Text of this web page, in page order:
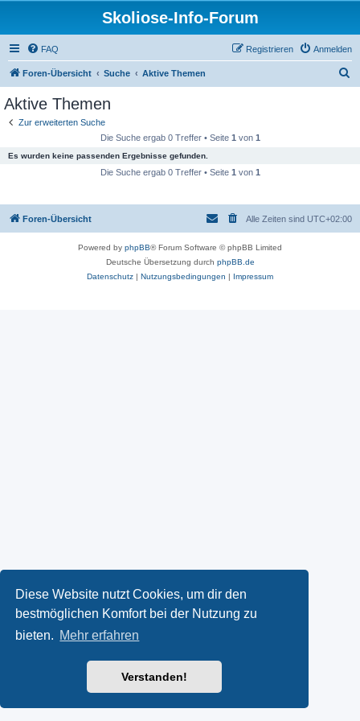
Diese Website nutzt Cookies, um dir den
bestmöglichen Komfort bei der Nutzung zu
bieten. Mehr erfahren
Verstanden!
Skoliose-Info-Forum
FAQ Anmelden
Registrieren
Foren-Übersicht Suche Aktive Themen
Aktive Themen
Zur erweiterten Suche
Die Suche ergab 0 Treffer • Seite 1 von 1
Es wurden keine passenden Ergebnisse gefunden.
Die Suche ergab 0 Treffer • Seite 1 von 1
Foren-Übersicht Alle Zeiten sind UTC+02:00
Powered by phpBB® Forum Software © phpBB Limited
Deutsche Übersetzung durch phpBB.de
Datenschutz | Nutzungsbedingungen | Impressum